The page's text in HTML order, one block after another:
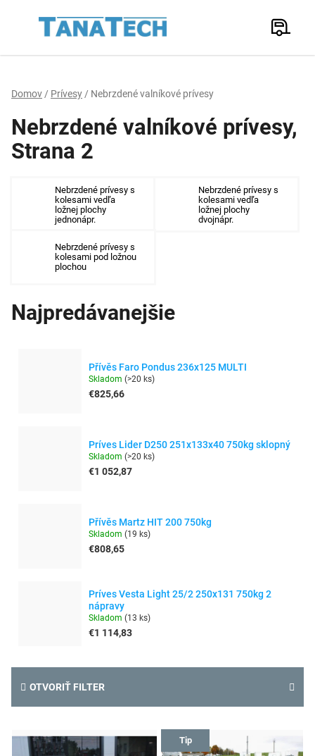
Hľadať
Domov / Prívesy / Nebrzdené valníkové prívesy
Nebrzdené valníkové prívesy,
Strana 2
Nebrzdené prívesy s
kolesami vedľa
ložnej plochy
jednonápr.
Nebrzdené prívesy s
kolesami vedľa
ložnej plochy
dvojnápr.
Nebrzdené prívesy s
kolesami pod ložnou
plochou
Najpredávanejšie
Přívěs Faro Pondus 236x125 MULTI
Skladom (>20 ks)
€825,66
Príves Lider D250 251x133x40 750kg sklopný
Skladom (>20 ks)
€1 052,87
Přívěs Martz HIT 200 750kg
Skladom (19 ks)
€808,65
Príves Vesta Light 25/2 250x131 750kg 2
nápravy
Skladom (13 ks)
€1 114,83
OTVORIŤ FILTER
V
Tip